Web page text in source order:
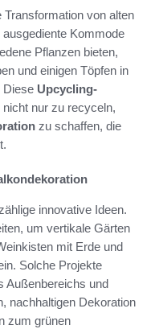
von alten
Kommode
Pflanzen bieten,
und einigen Töpfen in
Diese Upcycling-
nicht nur zu recyceln,
zu schaffen, die
innovative Ideen.
um vertikale Gärten
mit Erde und
Solche Projekte
Außenbereichs und
nachhaltigen Dekoration
zum grünen